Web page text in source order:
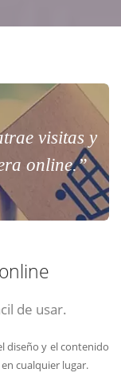
visitas y
online.”
de usar.
diseño y el contenido
cualquier lugar.